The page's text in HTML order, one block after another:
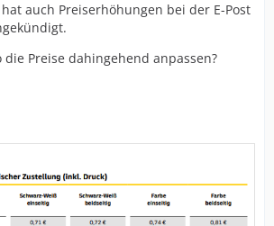
auch Preiserhöhungen bei der E-Post
Preise dahingehend anpassen?